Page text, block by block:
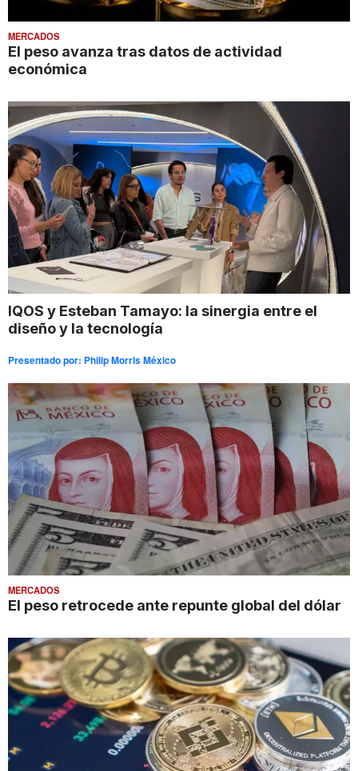
MERCADOS
El peso avanza tras datos de actividad
económica
IQOS y Esteban Tamayo: la sinergia entre el
diseño y la tecnología
Presentado por: Philip Morris México
MERCADOS
El peso retrocede ante repunte global del dólar